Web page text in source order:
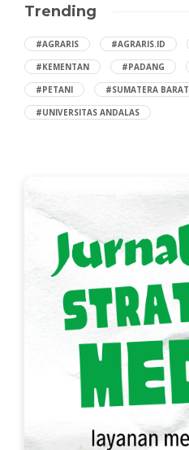
Trending
#AGRARIS #AGRARIS.ID
#KEMENTAN
#PADANG
#PETANI
#SUMATERA BARAT
#UNIVERSITAS ANDALAS